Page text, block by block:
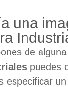
una
de
puedes
especificar